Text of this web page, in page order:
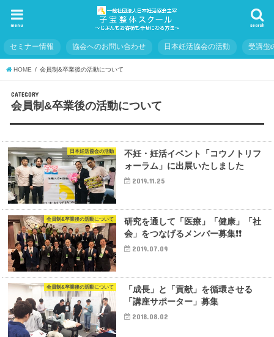
search
menu
セミナー情報 協会へのお問い合わせ 日本妊活協会の活動 受講生
HOME 会員制&卒業後の活動について
CATEGORY
会員制&卒業後の活動について
日本妊活協会の活動
不妊・妊活イベント「コウノトリフ
ォーラム」に出展いたしました
2019.11.25
会員制&卒業後の活動について
研究を通して「医療」「健康」「社
会」をつなげるメンバー募集❗️❗️
2019.07.09
会員制&卒業後の活動について
「成長」と「貢献」を循環させる
「講座サポーター」募集
2018.08.02